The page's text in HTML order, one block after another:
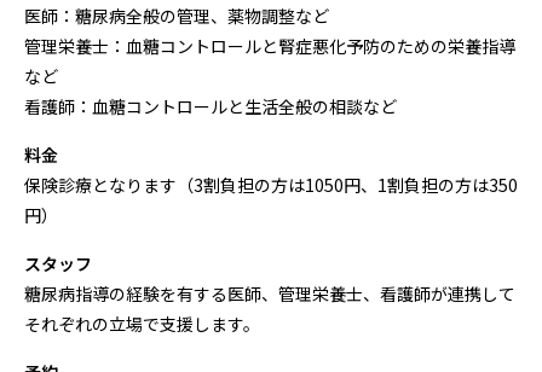
医師：糖尿病全般の管理、薬物調整など
管理栄養士：血糖コントロールと腎症悪化予防のための栄養指導
など
看護師：血糖コントロールと生活全般の相談など
料金
保険診療となります（3割負担の方は1050円、1割負担の方は350
円）
スタッフ
糖尿病指導の経験を有する医師、管理栄養士、看護師が連携して
それぞれの立場で支援します。